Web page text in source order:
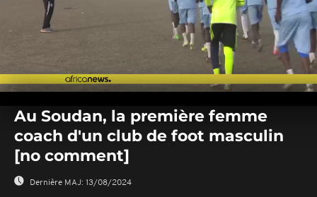
seconds
seconds
Au Soudan, la première femme
coach d'un club de foot masculin
[no comment]
Dernière MAJ: 13/08/2024